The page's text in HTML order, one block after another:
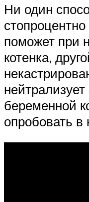
Ни один
поможет при
котенка,
беременной
опробовать в